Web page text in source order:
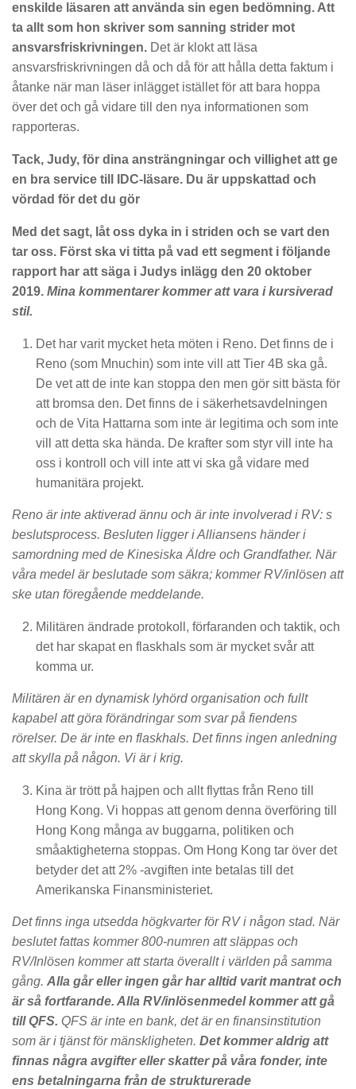
enskilde läsaren att använda sin egen bedömning. Att
ta allt som hon skriver som sanning strider mot
ansvarsfriskrivningen. Det är klokt att läsa
ansvarsfriskrivningen då och då för att hålla detta faktum i
åtanke när man läser inlägget istället för att bara hoppa
över det och gå vidare till den nya informationen som
rapporteras.
Tack, Judy, för dina ansträngningar och villighet att ge
en bra service till IDC-läsare. Du är uppskattad och
vördad för det du gör
Med det sagt, låt oss dyka in i striden och se vart den
tar oss. Först ska vi titta på vad ett segment i följande
rapport har att säga i Judys inlägg den 20 oktober
2019. Mina kommentarer kommer att vara i kursiverad
stil.
Det har varit mycket heta möten i Reno. Det finns de i
Reno (som Mnuchin) som inte vill att Tier 4B ska gå.
De vet att de inte kan stoppa den men gör sitt bästa för
att bromsa den. Det finns de i säkerhetsavdelningen
och de Vita Hattarna som inte är legitima och som inte
vill att detta ska hända. De krafter som styr vill inte ha
oss i kontroll och vill inte att vi ska gå vidare med
humanitära projekt.
Reno är inte aktiverad ännu och är inte involverad i RV: s
beslutsprocess. Besluten ligger i Alliansens händer i
samordning med de Kinesiska Äldre och Grandfather. När
våra medel är beslutade som säkra; kommer RV/inlösen att
ske utan föregående meddelande.
Militären ändrade protokoll, förfaranden och taktik, och
det har skapat en flaskhals som är mycket svår att
komma ur.
Militären är en dynamisk lyhörd organisation och fullt
kapabel att göra förändringar som svar på fiendens
rörelser. De är inte en flaskhals. Det finns ingen anledning
att skylla på någon. Vi är i krig.
Kina är trött på hajpen och allt flyttas från Reno till
Hong Kong. Vi hoppas att genom denna överföring till
Hong Kong många av buggarna, politiken och
småaktigheterna stoppas. Om Hong Kong tar över det
betyder det att 2% -avgiften inte betalas till det
Amerikanska Finansministeriet.
Det finns inga utsedda högkvarter för RV i någon stad. När
beslutet fattas kommer 800-numren att släppas och
RV/Inlösen kommer att starta överallt i världen på samma
gång. Alla går eller ingen går har alltid varit mantrat och
är så fortfarande. Alla RV/inlösenmedel kommer att gå
till QFS. QFS är inte en bank, det är en finansinstitution
som är i tjänst för mänskligheten. Det kommer aldrig att
finnas några avgifter eller skatter på våra fonder, inte
ens betalningarna från de strukturerade